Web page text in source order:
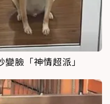
臉「神情超派」